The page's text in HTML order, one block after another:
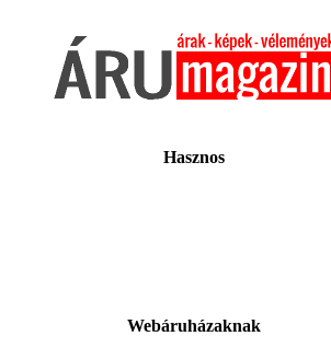
Hasznos
Webáruházaknak